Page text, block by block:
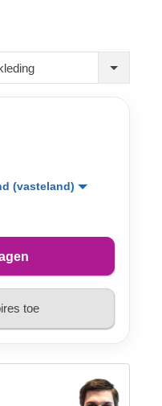
(vasteland)
toe